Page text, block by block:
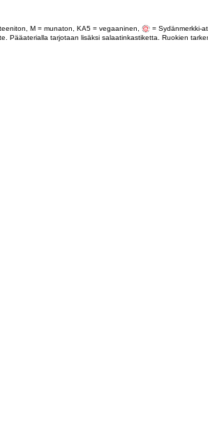
M = munaton, KA5 = vegaaninen,
= Sydänmerkki-
Pääaterialla tarjotaan lisäksi salaatinkastiketta. Ruokien